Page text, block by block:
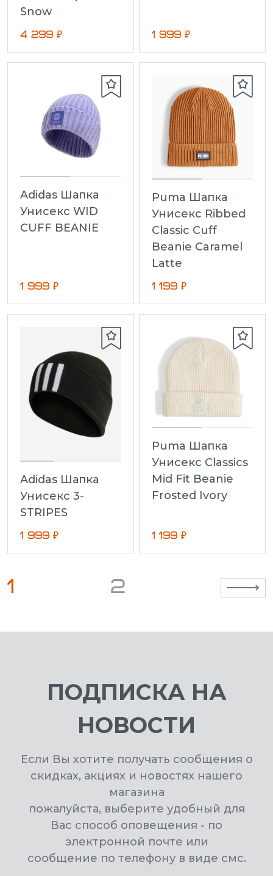
Snow
4 299 ₽ 1 999 ₽
Adidas Шапка
Унисекс WID
CUFF BEANIE
1 999 ₽
Puma Шапка
Унисекс Ribbed
Classic Cuff
Beanie Caramel
Latte
1 199 ₽
Adidas Шапка
Унисекс 3-
STRIPES
1 999 ₽
Puma Шапка
Унисекс Classics
Mid Fit Beanie
Frosted Ivory
1 199 ₽
1 2
ПОДПИСКА НА
НОВОСТИ
Если Вы хотите получать сообщения о
скидках, акциях и новостях нашего
магазина
пожалуйста, выберите удобный для
Вас способ оповещения - по
электронной почте или
сообщение по телефону в виде смс.